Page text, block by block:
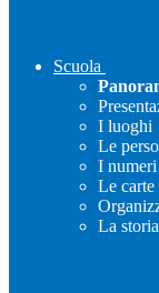
Scuola
I luoghi
Le
I numeri
Le carte
La storia